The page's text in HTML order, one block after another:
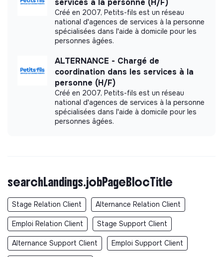
services à la personne (H/F)
Créé en 2007, Petits-fils est un réseau
national d'agences de services à la personne
spécialisées dans l'aide à domicile pour les
personnes âgées.
ALTERNANCE - Chargé de
coordination dans les services à la
personne (H/F)
Créé en 2007, Petits-fils est un réseau
national d'agences de services à la personne
spécialisées dans l'aide à domicile pour les
personnes âgées.
searchLandings.jobPageBlocTitle
Stage Relation Client Alternance Relation Client
Emploi Relation Client Stage Support Client
Alternance Support Client Emploi Support Client